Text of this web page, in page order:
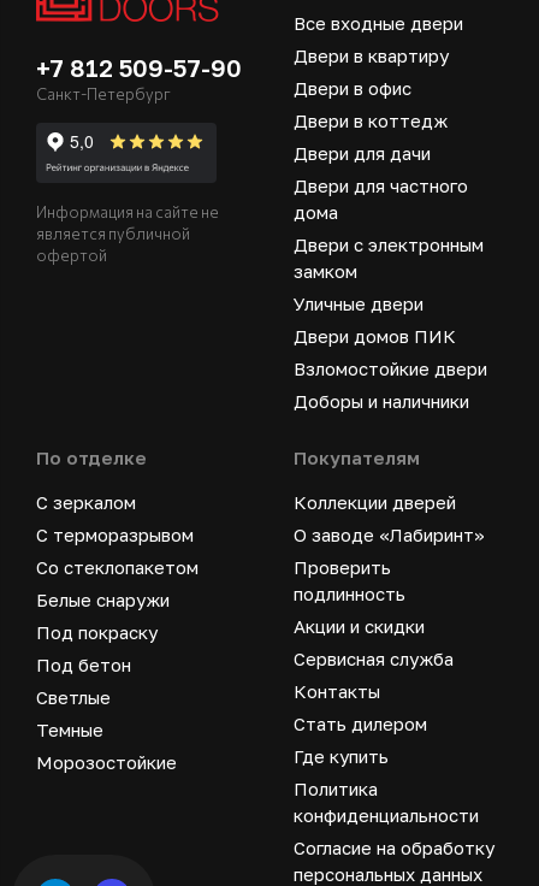
+7 812 509-57-90
Санкт-Петербург
Информация на сайте не
является публичной
офертой
Все входные двери
Двери в квартиру
Двери в офис
Двери в коттедж
Двери для дачи
Двери для частного
дома
Двери с электронным
замком
Уличные двери
Двери домов ПИК
Взломостойкие двери
Доборы и наличники
По отделке
С зеркалом
С терморазрывом
Со стеклопакетом
Белые снаружи
Под покраску
Под бетон
Светлые
Темные
Морозостойкие
Покупателям
Коллекции дверей
О заводе «Лабиринт»
Проверить
подлинность
Акции и скидки
Сервисная служба
Контакты
Стать дилером
Где купить
Политика
конфиденциальности
Согласие на обработку
персональных данных